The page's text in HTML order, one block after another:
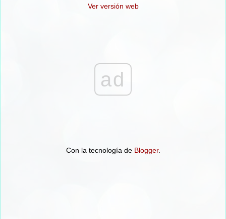
Ver versión web
ad
Con la tecnología de Blogger.